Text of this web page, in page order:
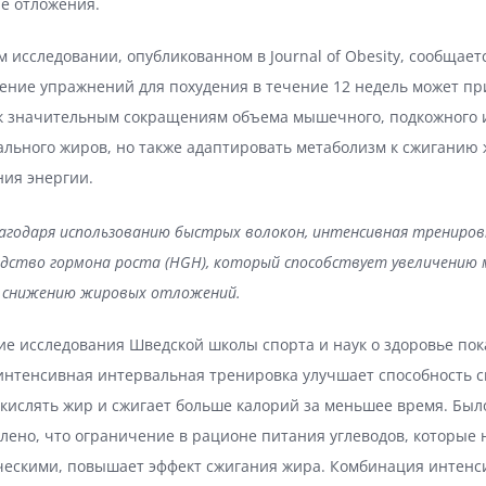
исследовании, опубликованном в Journal of Obesity,
упражнений для похудения в течение 12 недель может
значительным сокращениям объема мышечного, подкожного
жиров, но также адаптировать метаболизм к сжиганию
энергии.
использованию быстрых волокон, интенсивная
гормона роста (HGH), который способствует
снижению жировых отложений.
исследования Шведской школы спорта и наук о здоровье
интервальная тренировка улучшает способность
жир и сжигает больше калорий за меньшее время.
что ограничение в рационе питания углеводов, которые
повышает эффект сжигания жира. Комбинация